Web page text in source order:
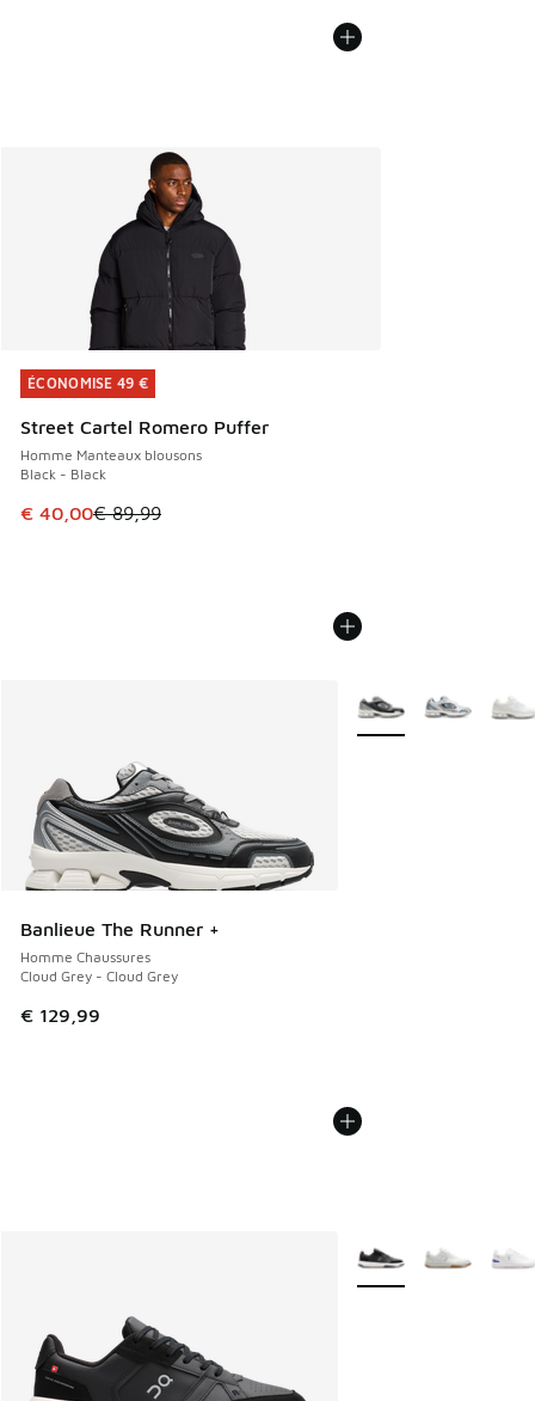
ÉCONOMISE 49 €
Street Cartel Romero Puffer
Homme Manteaux blousons
Black - Black
Cet article est en promotion. Prix en baisse de € 89,99 à
€ 40,00€ 89,99
ÉCONOMISE 49 €
Banlieue The Runner +
Homme Chaussures
Cloud Grey - Cloud Grey
€ 129,99
Plus de couleurs
Plus de couleurs